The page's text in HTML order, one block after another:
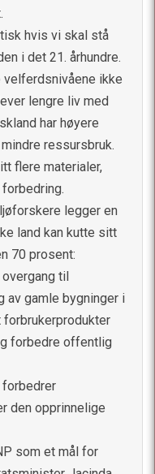
hvis vi skal stå
i det 21. århundre.
velferdsnivåene ikke
lengre liv med
har høyere
ressursbruk.
flere materialer,
legger en
land kan kutte sitt
70 prosent:
til
av gamle bygninger i
forbedre offentlig
forbedrer
den opprinnelige
som et mål for